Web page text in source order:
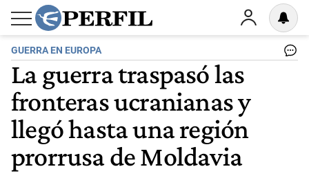
GUERRA EN EUROPA
La guerra traspasó las
fronteras ucranianas y
llegó hasta una región
prorrusa de Moldavia